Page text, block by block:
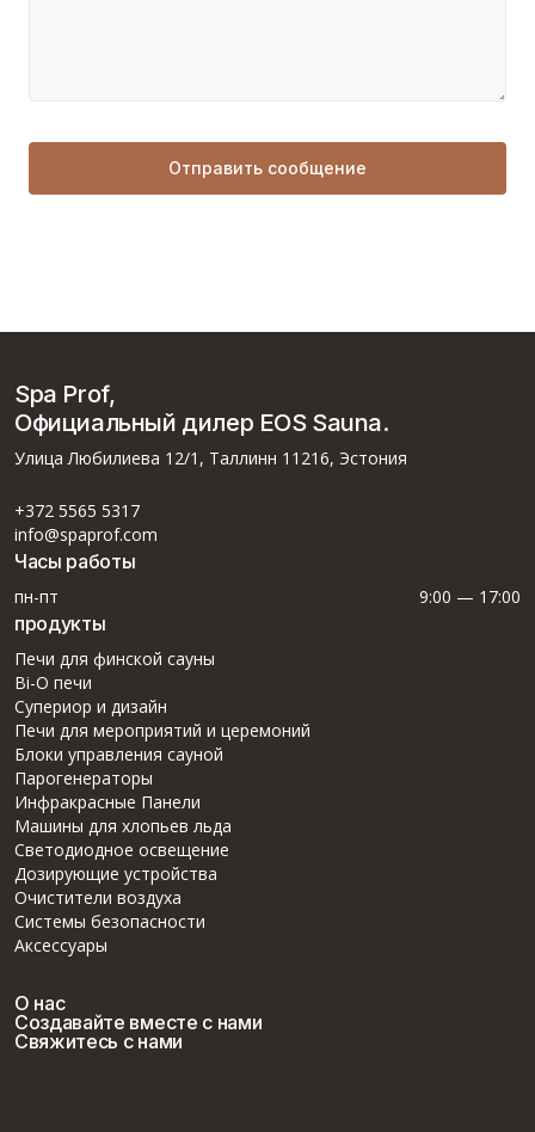
Spa Prof,
Официальный дилер EOS Sauna.
Улица Любилиева 12/1, Таллинн 11216, Эстония
+372 5565 5317
info@spaprof.com
Часы работы
пн-пт 9:00 — 17:00
продукты
Печи для финской сауны
Bi-O печи
Супериор и дизайн
Печи для мероприятий и церемоний
Блоки управления сауной
Парогенераторы
Инфракрасные Панели
Машины для хлопьев льда
Светодиодное освещение
Дозирующие устройства
Очистители воздуха
Системы безопасности
Аксессуары
О нас
Создавайте вместе с нами
Свяжитесь с нами